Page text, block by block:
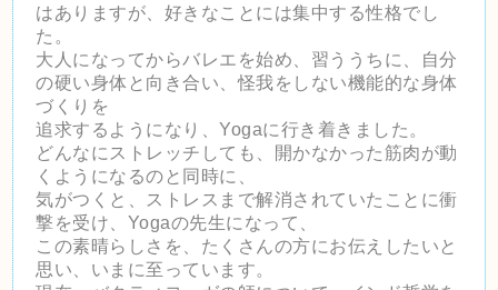
はありますが、好きなことには集中する性格でし
た。
大人になってからバレエを始め、 習ううちに、自分
の硬い身体と向き合い、怪我をしない機能的な身体
づくりを
追求するようになり、Yogaに行き着きました。
どんなにストレッチしても、開かなかった筋肉が動
くようになるのと同時に、
気がつくと、ストレスまで解消されていたことに衝
撃を受け、Yogaの先生になって、
この素晴らしさを、たくさんの方にお伝えしたいと
思い、いまに至っています。